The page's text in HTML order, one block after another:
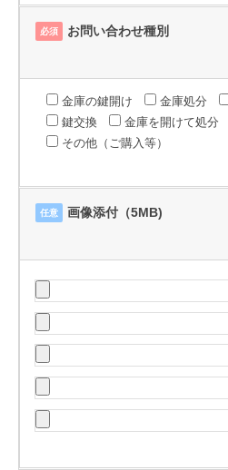
必須 お問い合わせ種別
金庫の鍵開け 金庫処分
鍵交換
金庫を開けて処分
その他（ご購入等）
任意 画像添付（5MB)